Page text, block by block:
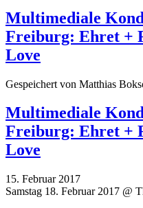
Multimediale
Freiburg: Ehret +
Love
Gespeichert von Matthias
Multimediale
Freiburg: Ehret +
Love
15. Februar 2017
Samstag 18. Februar 2017 @